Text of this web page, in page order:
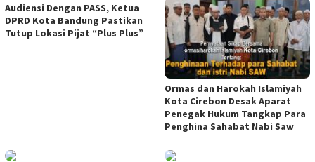
Audiensi Dengan PASS, Ketua
DPRD Kota Bandung Pastikan
Tutup Lokasi Pijat “Plus Plus”
Ormas dan Harokah Islamiyah
Kota Cirebon Desak Aparat
Penegak Hukum Tangkap Para
Penghina Sahabat Nabi Saw